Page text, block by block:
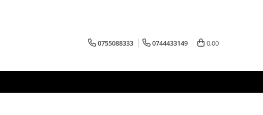
0755088333 0744433149 0,00